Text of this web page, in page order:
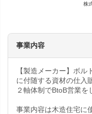
株
事業内容
【製造メーカー】ボ
に付随する資材の仕入
２軸体制でBtoB営業を
事業内容は木造住宅に